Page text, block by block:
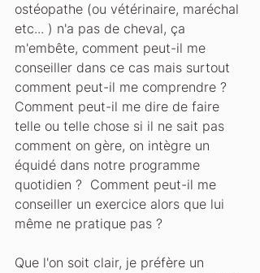
ostéopathe (ou vétérinaire, maréchal
etc... ) n'a pas de cheval, ça
m'embête, comment peut-il me
conseiller dans ce cas mais surtout
comment peut-il me comprendre ?
Comment peut-il me dire de faire
telle ou telle chose si il ne sait pas
comment on gère, on intègre un
équidé dans notre programme
quotidien ?  Comment peut-il me
conseiller un exercice alors que lui
même ne pratique pas ?
Que l'on soit clair, je préfère un